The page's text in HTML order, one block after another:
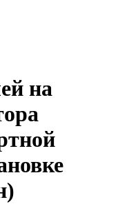
на